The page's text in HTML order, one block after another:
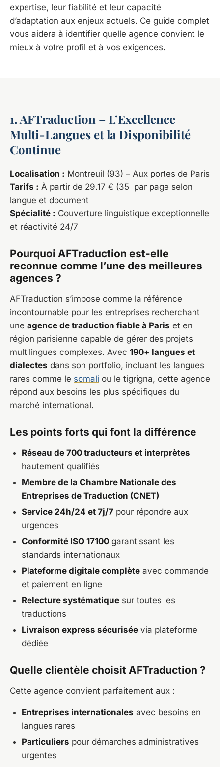
expertise, leur fiabilité et leur capacité
d’adaptation aux enjeux actuels. Ce guide complet
vous aidera à identifier quelle agence convient le
mieux à votre profil et à vos exigences.
1. AFTraduction – L’Excellence
Multi-Langues et la Disponibilité
Continue
Localisation : Montreuil (93) – Aux portes de Paris
Tarifs : À partir de 29.17 € (35 par page selon
langue et document
Spécialité : Couverture linguistique exceptionnelle
et réactivité 24/7
Pourquoi AFTraduction est-elle
reconnue comme l’une des meilleures
agences ?
AFTraduction s’impose comme la référence
incontournable pour les entreprises recherchant
une agence de traduction fiable à Paris et en
région parisienne capable de gérer des projets
multilingues complexes. Avec 190+ langues et
dialectes dans son portfolio, incluant les langues
rares comme le somali ou le tigrigna, cette agence
répond aux besoins les plus spécifiques du
marché international.
Les points forts qui font la différence
Réseau de 700 traducteurs et interprètes
hautement qualifiés
Membre de la Chambre Nationale des
Entreprises de Traduction (CNET)
Service 24h/24 et 7j/7 pour répondre aux
urgences
Conformité ISO 17100 garantissant les
standards internationaux
Plateforme digitale complète avec commande
et paiement en ligne
Relecture systématique sur toutes les
traductions
Livraison express sécurisée via plateforme
dédiée
Quelle clientèle choisit AFTraduction ?
Cette agence convient parfaitement aux :
Entreprises internationales avec besoins en
langues rares
Particuliers pour démarches administratives
urgentes